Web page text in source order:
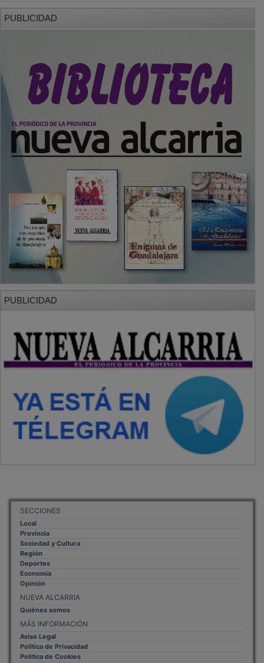
SECCIONES
Local
Provincia
Sociedad y Cultura
Región
Deportes
Economía
Opinión
NUEVA ALCARRIA
Quiénes somos
MÁS INFORMACIÓN
Aviso Legal
Política de Privacidad
Politica de Cookies
Mas informacion sobre las cookies